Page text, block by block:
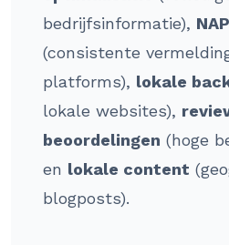
bedrijfsinformatie),
(consistente
platforms), lokale
lokale websites),
beoordelingen (hoge
en lokale content
blogposts).